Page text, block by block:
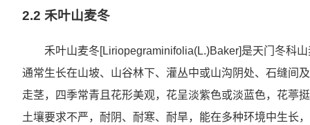
2.2 禾叶山麦冬
禾叶山麦冬[Liriopegraminifolia(L.)Baker]是天门冬科
通常生长在山坡、山谷林下、灌丛中或山沟阴处、石缝间
走茎，四季常青且花形美观，花呈淡紫色或淡蓝色，花葶
土壤要求不严，耐阴、耐寒、耐旱，能在多种环境中生长